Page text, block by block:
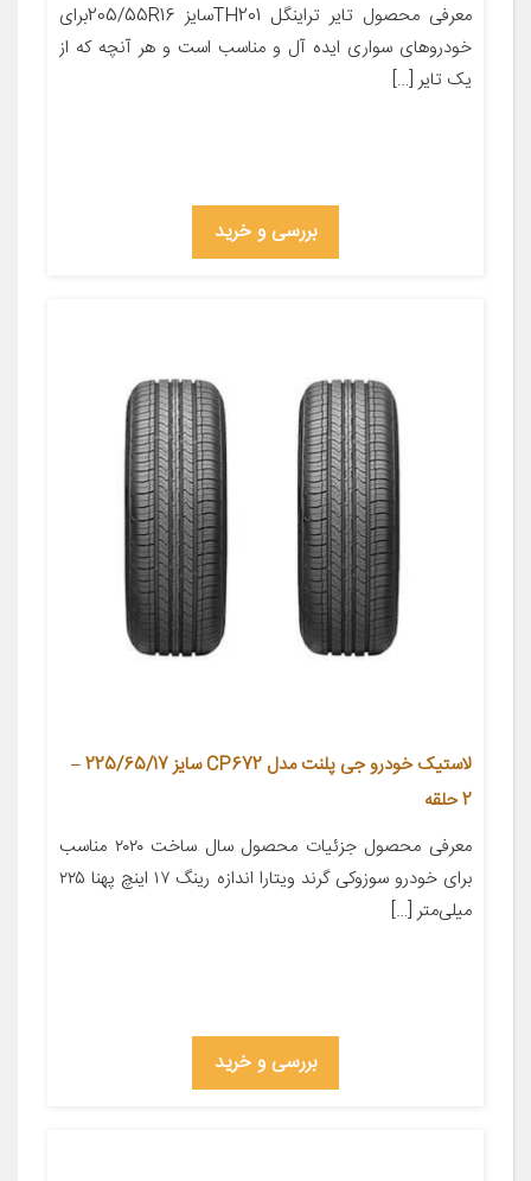
معرفی محصول تایر تراینگل TH201سایز 205/55R16برای
خودروهای سواری ایده آل و مناسب است و هر آنچه که از
یک تایر […]
بررسی و خرید
لاستیک خودرو جی پلنت مدل CP672 سایز 225/65/17 –
2 حلقه
معرفی محصول جزئیات محصول سال ساخت ۲۰۲۰ مناسب
برای خودرو سوزوکی گرند ویتارا اندازه رینگ ۱۷ اینچ پهنا ۲۲۵
میلی‌متر […]
بررسی و خرید